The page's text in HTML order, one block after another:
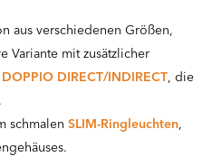
aus verschiedenen Größen,
Variante mit zusätzlicher
DOPPIO DIRECT/INDIRECT, die
schmalen SLIM-Ringleuchten,